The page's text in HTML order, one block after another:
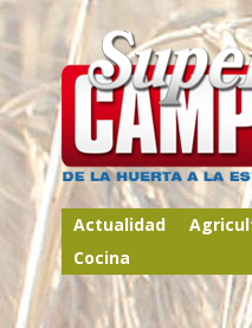
Actualidad
Cocina